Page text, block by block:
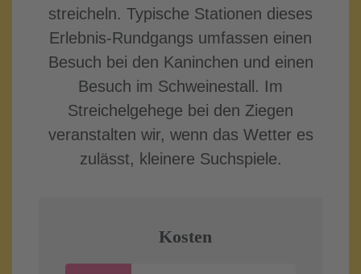
streicheln. Typische Stationen dieses
Erlebnis-Rundgangs umfassen einen
Besuch bei den Kaninchen und einen
Besuch im Schweinestall. Im
Streichelgehege bei den Ziegen
veranstalten wir, wenn das Wetter es
zulässt, kleinere Suchspiele.
Kosten